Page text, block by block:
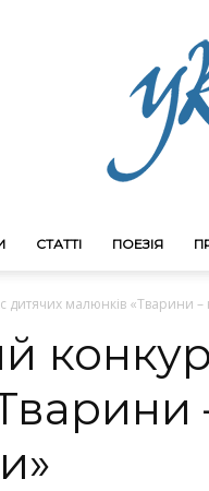
СТАТТІ ПОЕЗІЯ
малюнків «Тварини –